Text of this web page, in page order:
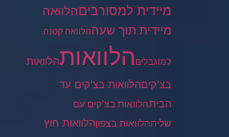
מיידית למסורביםהלוואה
מיידית תוך שעההלוואה קטנה
למוגבלים הלוואותהלוואות
בצ'קיםהלוואות בצ'קים עד
הביתהלוואות בצ'קים עם
שליחהלוואות בצפוןהלוואות חוץ